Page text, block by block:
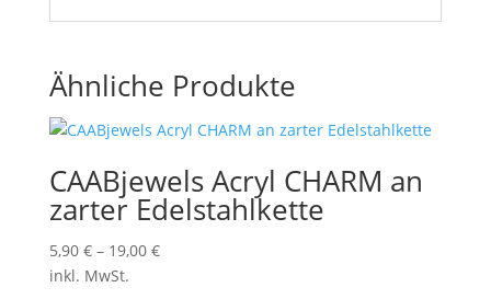
Ähnliche Produkte
CAABjewels Acryl CHARM an
zarter Edelstahlkette
5,90 €– 19,00 €
inkl. MwSt.